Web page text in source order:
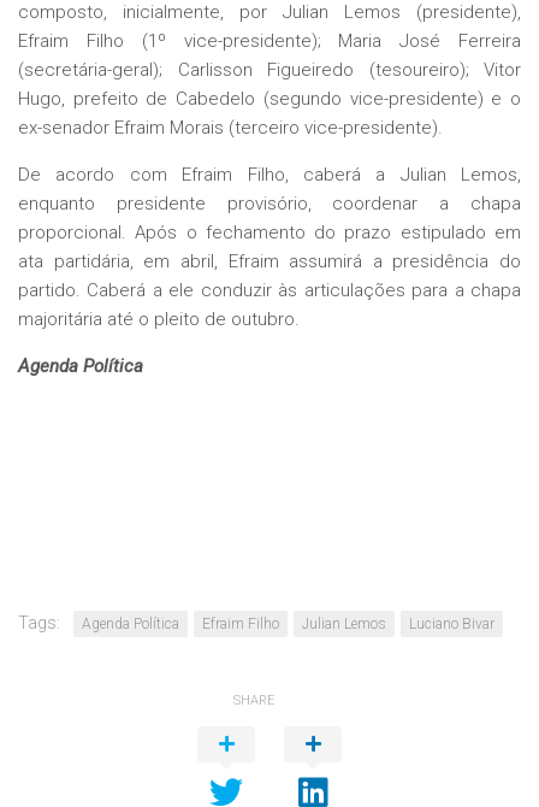
composto, inicialmente, por Julian Lemos (presidente),
Efraim Filho (1º vice-presidente); Maria José Ferreira
(secretária-geral); Carlisson Figueiredo (tesoureiro); Vitor
Hugo, prefeito de Cabedelo (segundo vice-presidente) e o
ex-senador Efraim Morais (terceiro vice-presidente).
De acordo com Efraim Filho, caberá a Julian Lemos,
enquanto presidente provisório, coordenar a chapa
proporcional. Após o fechamento do prazo estipulado em
ata partidária, em abril, Efraim assumirá a presidência do
partido. Caberá a ele conduzir às articulações para a chapa
majoritária até o pleito de outubro.
Agenda Política
Tags: Agenda Política Efraim Filho Julian Lemos Luciano Bivar
SHARE